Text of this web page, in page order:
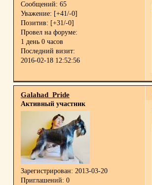
Сообщений: 65
Уважение: [+41/-0]
Позитив: [+31/-0]
Провел на форуме:
1 день 0 часов
Последний визит:
2016-02-18 12:52:56
Galahad_Pride
Активный участник
Зарегистрирован: 2013-03-20
Приглашений: 0